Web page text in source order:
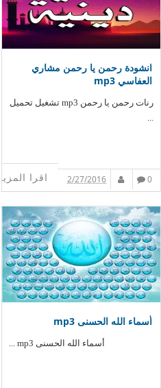
انشودة رحمن يا رحمن مشاري
العفاسي mp3
رنات رحمن يا رحمن mp3 تشغيل تحميل
...
اقرا المزيد 0
2/27/2016
أسماء الله الحسنى mp3
أسماء الله الحسنى mp3 ...